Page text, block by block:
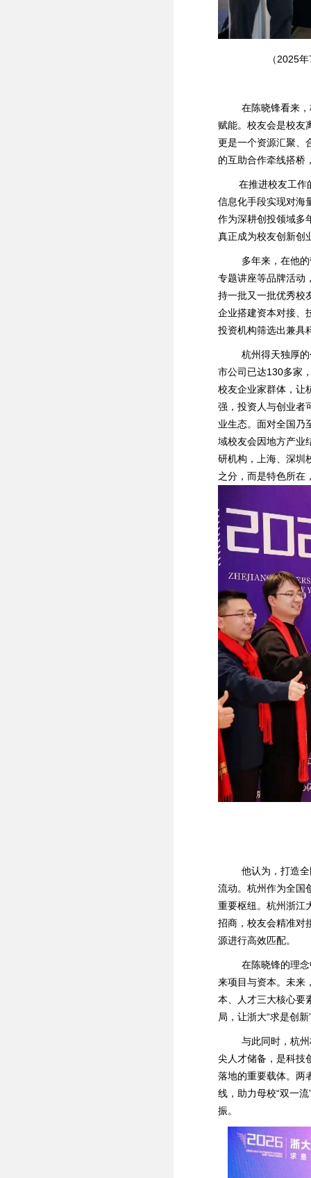
（2025
在陈晓锋看来，
赋能。校友会是校友
更是一个资源汇聚、
的互助合作牵线搭桥
在推进校友工作
信息化手段实现对海
作为深耕创投领域多
真正成为校友创新创
多年来，在他的
专题讲座等品牌活动
持一批又一批优秀校
企业搭建资本对接、
投资机构筛选出兼具
杭州得天独厚的
市公司已达130多家
校友企业家群体，让
强，投资人与创业者
业生态。面对全国乃
域校友会因地方产业
研机构，上海、深圳
之分，而是特色所在
他认为，打造全
流动。杭州作为全国
重要枢纽。杭州浙江
招商，校友会精准对
源进行高效匹配。
在陈晓锋的理念
来项目与资本。未来
本、人才三大核心要
局，让浙大“求是创
与此同时，杭州
尖人才储备，是科技
落地的重要载体。两
线，助力母校“双一
振。